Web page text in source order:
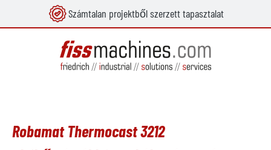
Számtalan projektből szerzett tapasztalat
Robamat Thermocast 3212